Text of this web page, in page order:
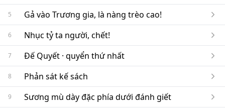
5 Gả vào Trương gia, là nàng trèo cao!
6 Nhục tỷ ta người, chết!
7 Đế Quyết · quyển thứ nhất
8 Phản sát kế sách
9 Sương mù dày đặc phía dưới đánh giết